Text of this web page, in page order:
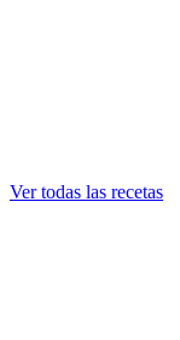
Ver todas las recetas